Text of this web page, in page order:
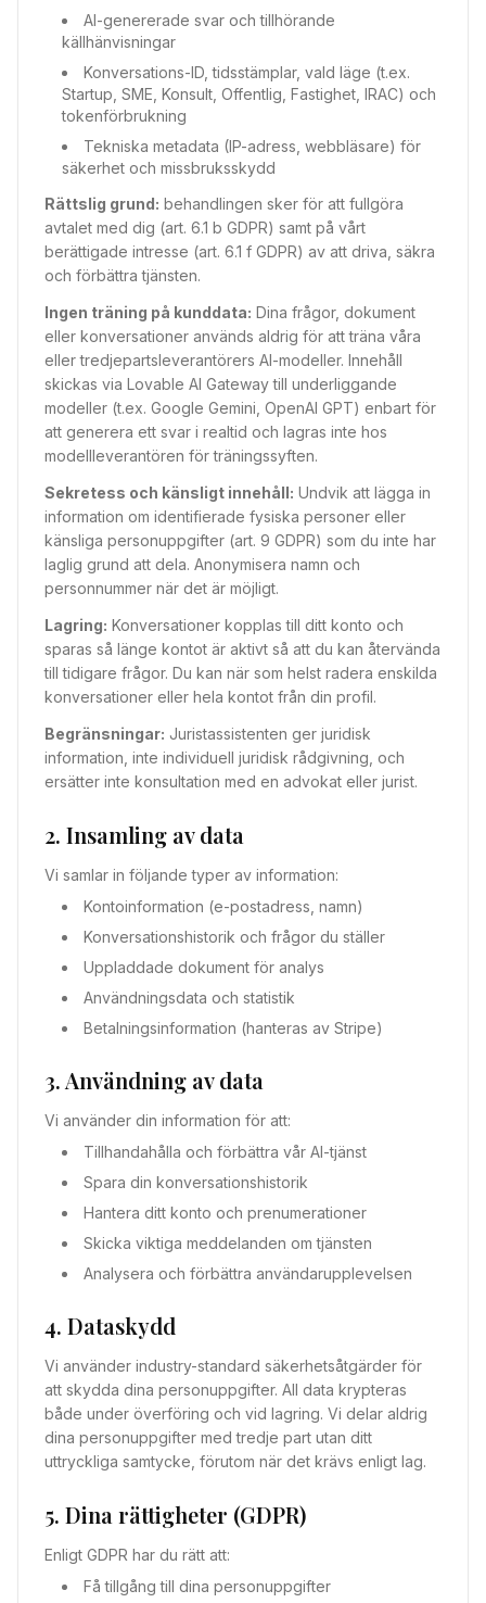
AI-genererade svar och tillhörande
källhänvisningar
Konversations-ID, tidsstämplar, vald läge (t.ex.
Startup, SME, Konsult, Offentlig, Fastighet, IRAC) och
tokenförbrukning
Tekniska metadata (IP-adress, webbläsare) för
säkerhet och missbruksskydd
Rättslig grund: behandlingen sker för att fullgöra
avtalet med dig (art. 6.1 b GDPR) samt på vårt
berättigade intresse (art. 6.1 f GDPR) av att driva, säkra
och förbättra tjänsten.
Ingen träning på kunddata: Dina frågor, dokument
eller konversationer används aldrig för att träna våra
eller tredjepartsleverantörers AI-modeller. Innehåll
skickas via Lovable AI Gateway till underliggande
modeller (t.ex. Google Gemini, OpenAI GPT) enbart för
att generera ett svar i realtid och lagras inte hos
modell­leverantören för träningssyften.
Sekretess och känsligt innehåll: Undvik att lägga in
information om identifierade fysiska personer eller
känsliga personuppgifter (art. 9 GDPR) som du inte har
laglig grund att dela. Anonymisera namn och
personnummer när det är möjligt.
Lagring: Konversationer kopplas till ditt konto och
sparas så länge kontot är aktivt så att du kan återvända
till tidigare frågor. Du kan när som helst radera enskilda
konversationer eller hela kontot från din profil.
Begränsningar: Juristassistenten ger juridisk
information, inte individuell juridisk rådgivning, och
ersätter inte konsultation med en advokat eller jurist.
2. Insamling av data
Vi samlar in följande typer av information:
Kontoinformation (e-postadress, namn)
Konversationshistorik och frågor du ställer
Uppladdade dokument för analys
Användningsdata och statistik
Betalningsinformation (hanteras av Stripe)
3. Användning av data
Vi använder din information för att:
Tillhandahålla och förbättra vår AI-tjänst
Spara din konversationshistorik
Hantera ditt konto och prenumerationer
Skicka viktiga meddelanden om tjänsten
Analysera och förbättra användarupplevelsen
4. Dataskydd
Vi använder industry-standard säkerhetsåtgärder för
att skydda dina personuppgifter. All data krypteras
både under överföring och vid lagring. Vi delar aldrig
dina personuppgifter med tredje part utan ditt
uttryckliga samtycke, förutom när det krävs enligt lag.
5. Dina rättigheter (GDPR)
Enligt GDPR har du rätt att:
Få tillgång till dina personuppgifter